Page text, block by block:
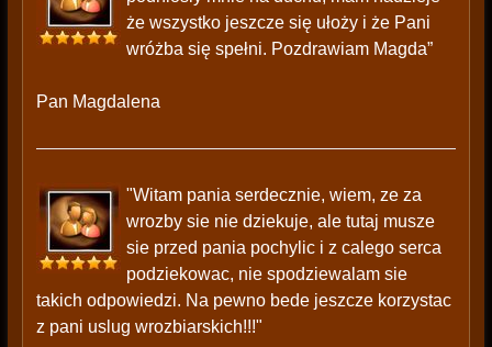
że wszystko jeszcze się ułoży i że Pani
wróżba się spełni. Pozdrawiam Magda”
Pan Magdalena
"Witam pania serdecznie, wiem, ze za
wrozby sie nie dziekuje, ale tutaj musze
sie przed pania pochylic i z calego serca
podziekowac, nie spodziewalam sie
takich odpowiedzi. Na pewno bede jeszcze korzystac
z pani uslug wrozbiarskich!!!"